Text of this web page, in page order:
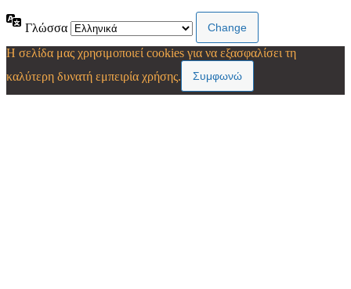
Γλώσσα
Η σελίδα μας χρησιμοποιεί cookies για να εξασφαλίσει τη
καλύτερη δυνατή εμπειρία χρήσης.
Συμφωνώ